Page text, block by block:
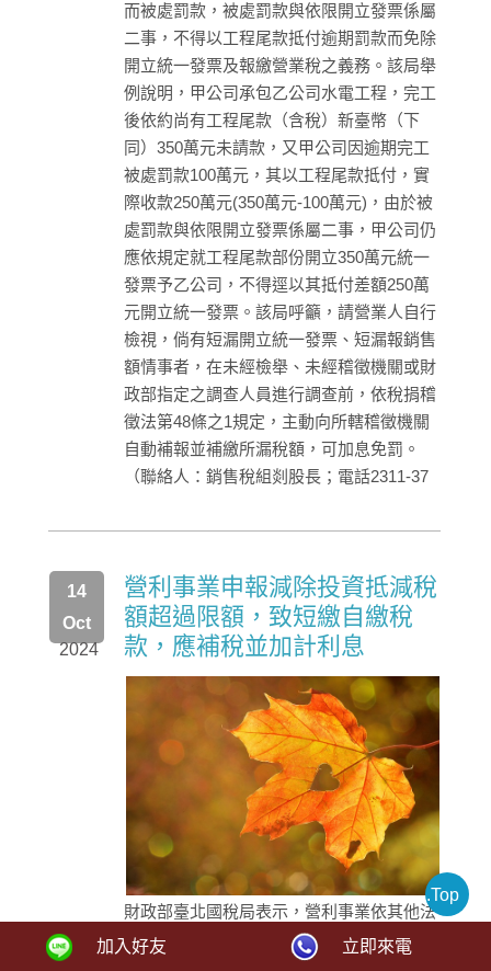
而被處罰款，被處罰款與依限開立發票係屬
二事，不得以工程尾款抵付逾期罰款而免除
開立統一發票及報繳營業稅之義務。該局舉
例說明，甲公司承包乙公司水電工程，完工
後依約尚有工程尾款（含稅）新臺幣（下
同）350萬元未請款，又甲公司因逾期完工
被處罰款100萬元，其以工程尾款抵付，實
際收款250萬元(350萬元-100萬元)，由於被
處罰款與依限開立發票係屬二事，甲公司仍
應依規定就工程尾款部份開立350萬元統一
發票予乙公司，不得逕以其抵付差額250萬
元開立統一發票。該局呼籲，請營業人自行
檢視，倘有短漏開立統一發票、短漏報銷售
額情事者，在未經檢舉、未經稽徵機關或財
政部指定之調查人員進行調查前，依稅捐稽
徵法第48條之1規定，主動向所轄稽徵機關
自動補報並補繳所漏稅額，可加息免罰。
（聯絡人：銷售稅組剡股長；電話2311-37
2024
14
Oct
營利事業申報減除投資抵減稅
額超過限額，致短繳自繳稅
款，應補稅並加計利息
財政部臺北國稅局表示，營利事業依其他法
律規定申報之投資抵減稅額，超過規定限
額，致短繳自繳稅款，經稽徵機關核定補繳
.Top
加入好友 立即來電